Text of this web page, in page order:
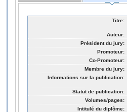
Titre:
Auteur:
Président du jury:
Promoteur:
Co-Promoteur:
Membre du jury:
Informations sur la publication:
Statut de publication:
Volumes/pages:
Intitulé du diplôme: